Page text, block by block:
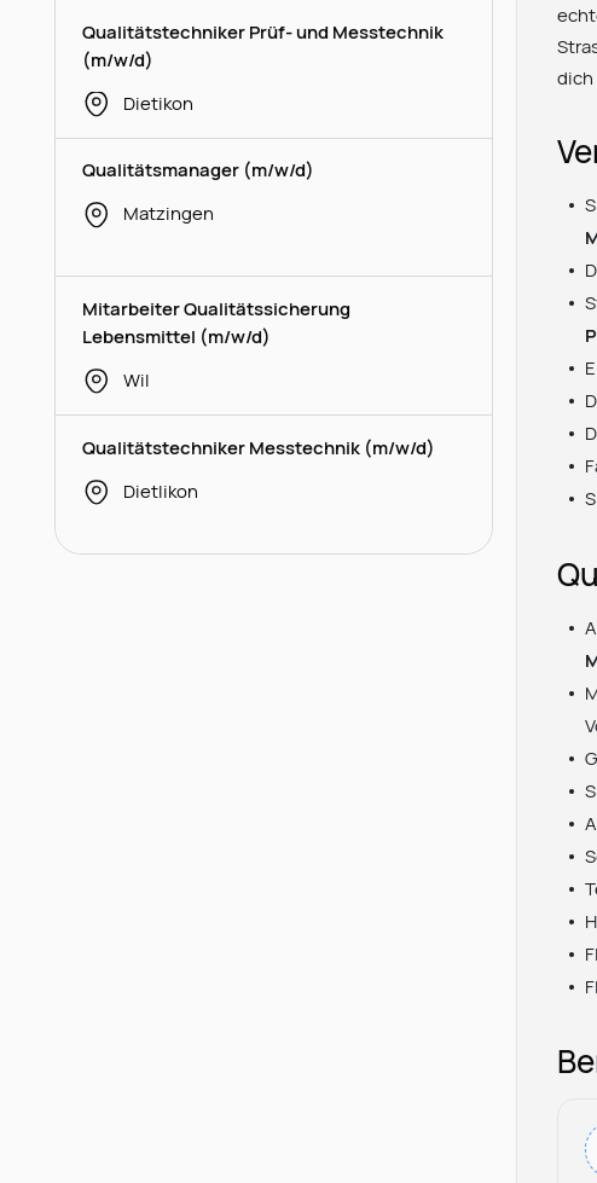
Qualitätstechniker Prüf- und Messtechnik
(m/w/d)
Dietikon
Qualitätsmanager (m/w/d)
Matzingen
Mitarbeiter Qualitätssicherung
Lebensmittel (m/w/d)
Wil
Qualitätstechniker Messtechnik (m/w/d)
Dietlikon
dich